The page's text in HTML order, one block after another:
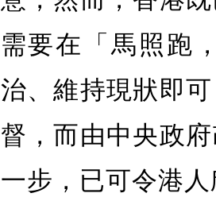
需要在「馬照跑
治、維持現狀即
督，而由中央政
一步，已可令港